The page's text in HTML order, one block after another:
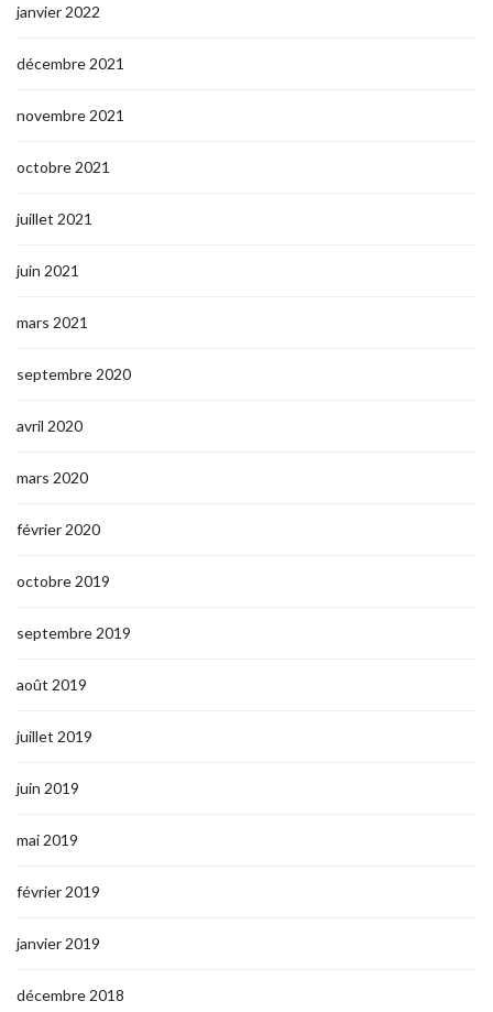
janvier 2022
décembre 2021
novembre 2021
octobre 2021
juillet 2021
juin 2021
mars 2021
septembre 2020
avril 2020
mars 2020
février 2020
octobre 2019
septembre 2019
août 2019
juillet 2019
juin 2019
mai 2019
février 2019
janvier 2019
décembre 2018